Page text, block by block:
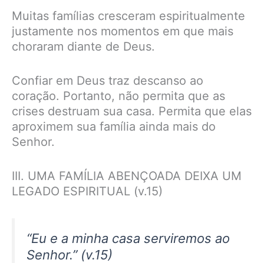
Muitas famílias cresceram espiritualmente
justamente nos momentos em que mais
choraram diante de Deus.
Confiar em Deus traz descanso ao
coração. Portanto, não permita que as
crises destruam sua casa. Permita que elas
aproximem sua família ainda mais do
Senhor.
III. UMA FAMÍLIA ABENÇOADA DEIXA UM
LEGADO ESPIRITUAL (v.15)
“Eu e a minha casa serviremos ao
Senhor.” (v.15)